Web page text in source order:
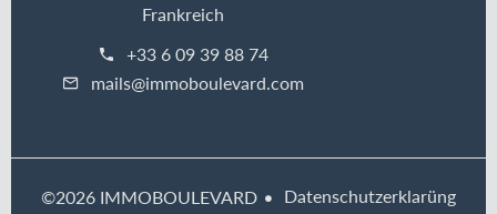
Frankreich
+33 6 09 39 88 74
mails@immoboulevard.com
©2026 IMMOBOULEVARD
Datenschutzerklarüng